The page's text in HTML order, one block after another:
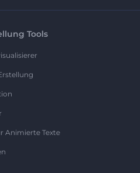
Tools
Animierte Texte